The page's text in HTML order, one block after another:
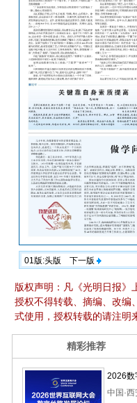
01版:头版 下一版
版权声明：凡《光明日报》
授权不得转载、摘编、改编
式使用，授权转载的请注明